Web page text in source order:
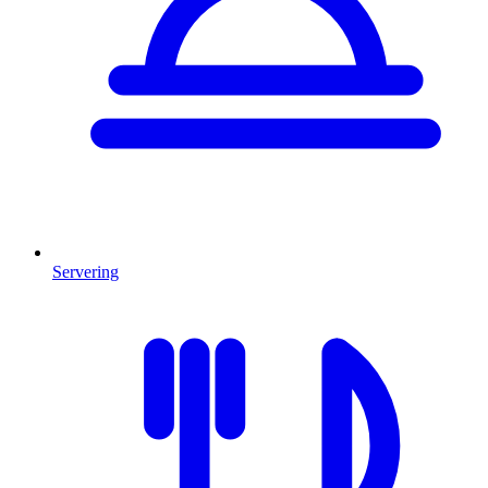
Servering